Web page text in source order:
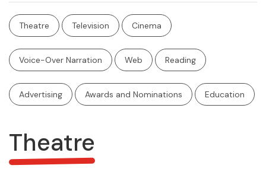
Theatre Television Cinema
Voice-Over Narration Web Reading
Advertising Awards and Nominations Education
Theatre